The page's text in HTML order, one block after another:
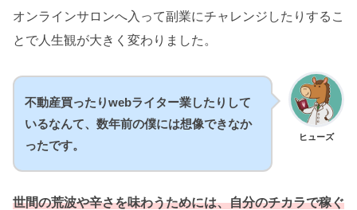
オンラインサロンへ入って副業にチャレンジしたりするこ
とで人生観が大きく変わりました。
ヒューズ
不動産買ったりwebライター業したりして
いるなんて、数年前の僕には想像できなか
ったです。
世間の荒波や辛さを味わうためには、自分のチカラで稼ぐ